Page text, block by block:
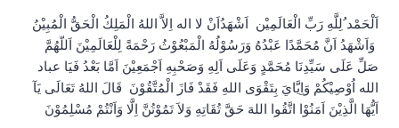
اَلْحَمْد ُلِلَّهِ رَبِّ الْعَالَمِيْن اَشْهَدُاَنْ لا اله اِلاَّ اللهُ الْمَلِكُ الْحَقُّ الْمُبِيْنُ
وَاَشْهَدُ اَنَّ مُحَمَّدًا عَبْدُهُ وَرَسُوْلُهُ الْمَبْعُوْثُ رَحْمَةً لِلْعَالَمِيْنَ اَللّهُمَّ
صَلِّ عَلَى سَيِّدِنَا مُحَمَّدٍ وَعَلَى اَلِهِ وَصَحْبِهِ اَجْمَعِيْنَ اَمَّا بَعْدُ فَيَا عباد
الله اُوْصِيْكُمْ وَاِيَّايَ بِتَقْوَى اللهِ فَقَدْ فَازَ الْمُتَّقُوْنَ قَالَ اللهُ تَعَالَى يَآ
اَيُّهَا الَّذِيْنَ اَمَنُوْا اتَّقُوا اللهَ حَقَّ تُقَاتِهِ وَلاَ تَمُوْتُنَّ اِلَّا وَاَنْتُمْ مُسْلِمُوْنَ